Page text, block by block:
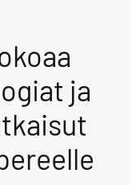
ja